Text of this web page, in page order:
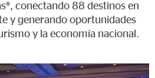
conectando 88 destinos en
y generando oportunidades
y la economía nacional.